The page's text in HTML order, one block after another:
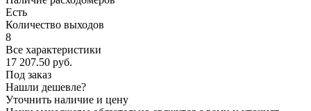
Есть
Количество выходов
8
Все характеристики
17 207.50 руб.
Под заказ
Нашли дешевле?
Уточнить наличие и цену